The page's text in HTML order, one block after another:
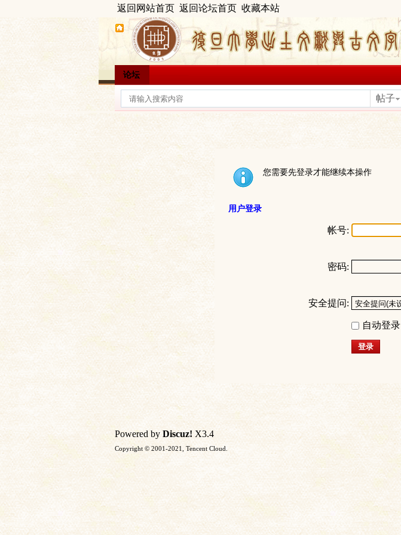
返回网站首页 返回论坛首页 收藏本站
论坛
帖子
您需要先登录才能继续本操作
用户登录
帐号:
密码:
安全提问:
自动登录
登录
Powered by Discuz! X3.4
Copyright © 2001-2021, Tencent Cloud.